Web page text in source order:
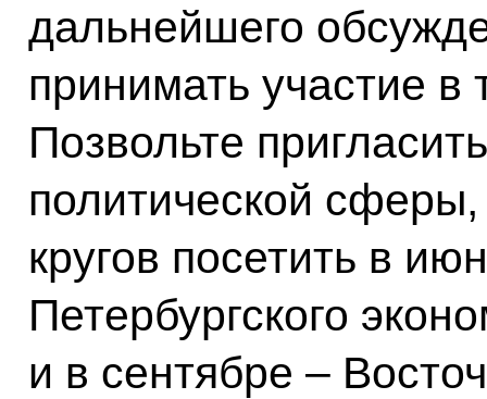
дальнейшего
принимать участие в
Позвольте
политической
кругов посетить в
Петербургского
и в сентябре –